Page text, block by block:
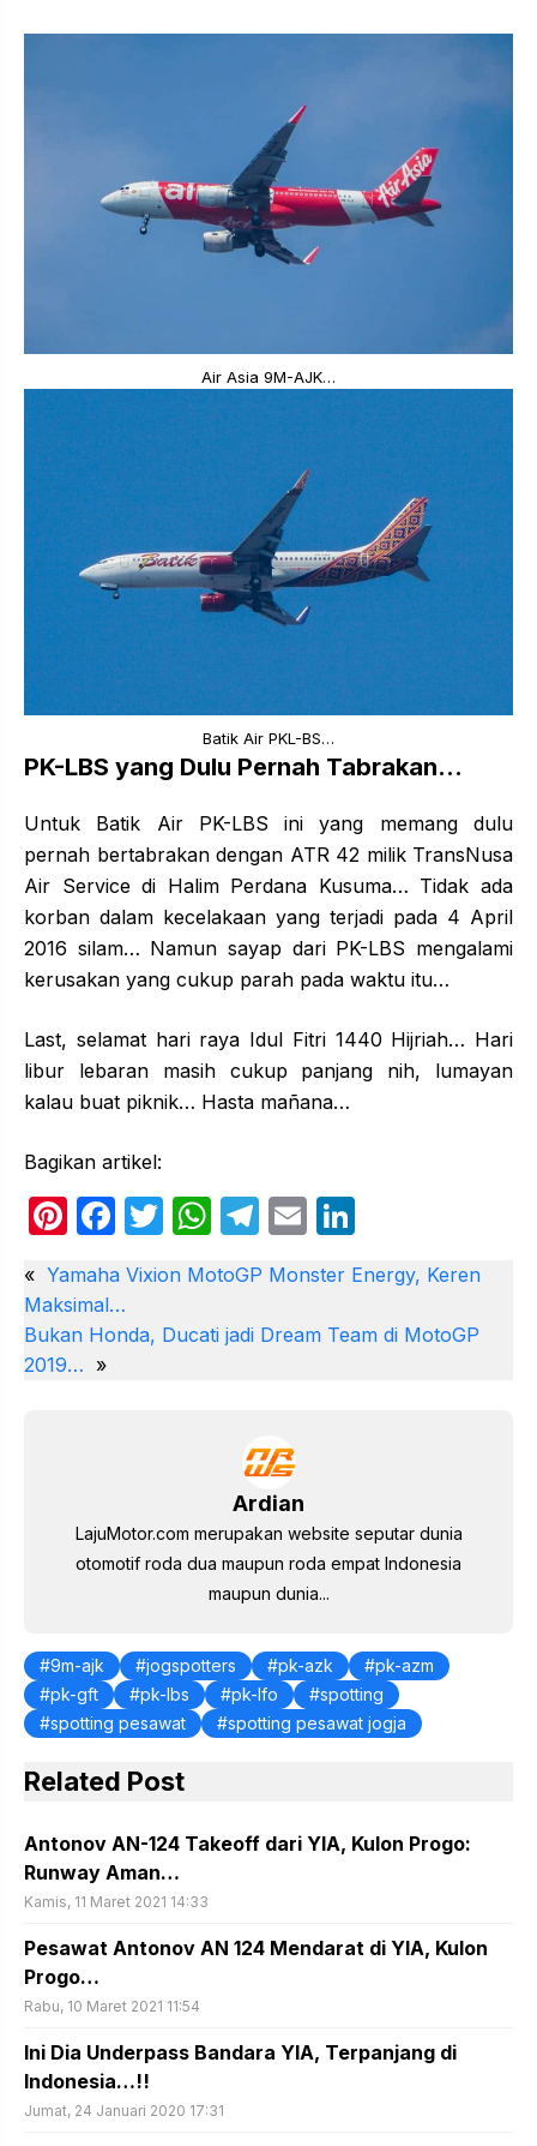
Air Asia 9M-AJK…
Batik Air PKL-BS…
PK-LBS yang Dulu Pernah Tabrakan…
Untuk Batik Air PK-LBS ini yang memang dulu
pernah bertabrakan dengan ATR 42 milik TransNusa
Air Service di Halim Perdana Kusuma… Tidak ada
korban dalam kecelakaan yang terjadi pada 4 April
2016 silam… Namun sayap dari PK-LBS mengalami
kerusakan yang cukup parah pada waktu itu…
Last, selamat hari raya Idul Fitri 1440 Hijriah… Hari
libur lebaran masih cukup panjang nih, lumayan
kalau buat piknik… Hasta mañana…
Bagikan artikel:
Pi
er
e
st
F
c
e
T
itt
er
W
at
s
T
e
gr
E
ail k
e
« Yamaha Vixion MotoGP Monster Energy, Keren
Maksimal…
Bukan Honda, Ducati jadi Dream Team di MotoGP
2019… »
Ardian
LajuMotor.com merupakan website seputar dunia
otomotif roda dua maupun roda empat Indonesia
maupun dunia...
9m-ajk jogspotters pk-azk
pk-azm
pk-gft
pk-lbs pk-lfo
spotting
spotting pesawat
spotting pesawat jogja
Related Post
Antonov AN-124 Takeoff dari YIA, Kulon Progo:
Runway Aman…
Kamis, 11 Maret 2021 14:33
Pesawat Antonov AN 124 Mendarat di YIA, Kulon
Progo…
Rabu, 10 Maret 2021 11:54
Ini Dia Underpass Bandara YIA, Terpanjang di
Indonesia…!!
Jumat, 24 Januari 2020 17:31